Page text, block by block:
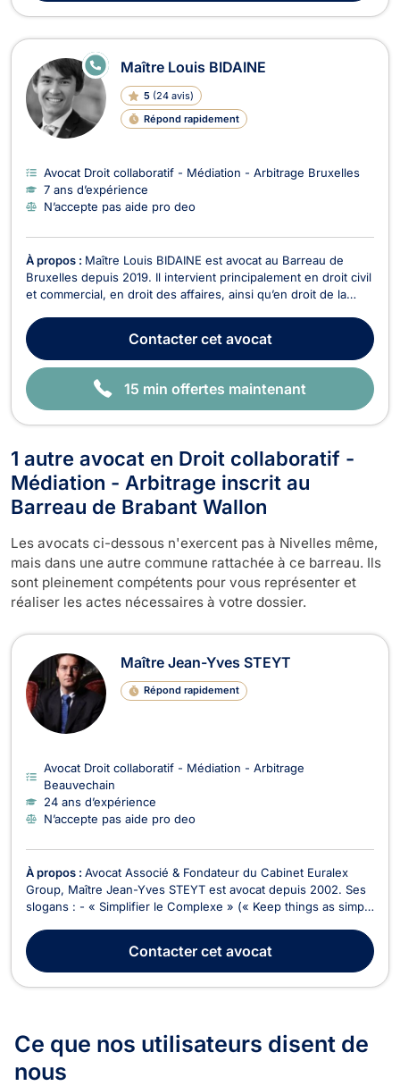
Maître Louis BIDAINE
5 (24 avis)
Répond rapidement
E
N
G
E
Avocat Droit collaboratif - Médiation - Arbitrage Bruxelles
7 ans d’expérience
N’accepte pas aide pro deo
À propos : Maître Louis BIDAINE est avocat au Barreau de
Bruxelles depuis 2019. Il intervient principalement en droit civil
et commercial, en droit des affaires, ainsi qu’en droit de la
sociétés, il accompagne entrepreneurs et entreprises dans la
rédaction de contrats, la st...
Contactercet avocat
15 min offertes maintenant
1 autre avocat en Droit collaboratif -
Médiation - Arbitrage inscrit au
Barreau de Brabant Wallon
Les avocats ci-dessous n'exercent pas à Nivelles même,
mais dans une autre commune rattachée à ce barreau. Ils
sont pleinement compétents pour vous représenter et
réaliser les actes nécessaires à votre dossier.
Maître Jean-Yves STEYT
Répond rapidement
Avocat Droit collaboratif - Médiation - Arbitrage
Beauvechain
24 ans d’expérience
N’accepte pas aide pro deo
À propos : Avocat Associé & Fondateur du Cabinet Euralex
Group, Maître Jean-Yves STEYT est avocat depuis 2002. Ses
slogans : - « Simplifier le Complexe » (« Keep things as simple
que guérir ». Maître Jean-Yves STEYT attache une importance
primordiale au service à la ...
Contactercet avocat
Ce que nos utilisateurs disent de
nous